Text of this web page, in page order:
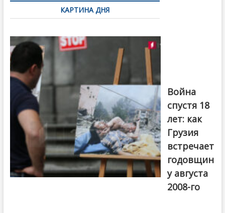
записямКАРТИНА ДНЯ
Первый канал
Война
спустя 18
лет: как
Грузия
встречает
годовщин
у августа
2008-го